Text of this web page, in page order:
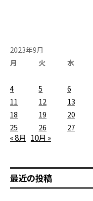
2023年9月
月
火 水
4
5 6
11
12 13
18
19 20
25
26 27
« 8月 10月 »
最近の投稿